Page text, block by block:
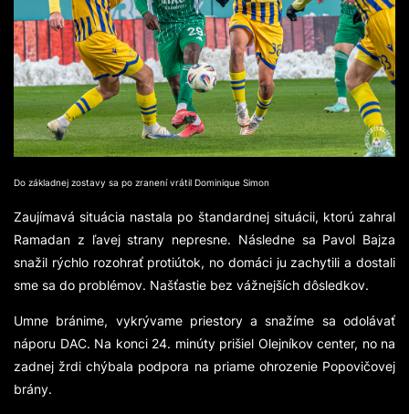
Do základnej zostavy sa po zranení vrátil Dominique Simon
Zaujímavá situácia nastala po štandardnej situácii, ktorú zahral
Ramadan z ľavej strany nepresne. Následne sa Pavol Bajza
snažil rýchlo rozohrať protiútok, no domáci ju zachytili a dostali
sme sa do problémov. Našťastie bez vážnejších dôsledkov.
Umne bránime, vykrývame priestory a snažíme sa odolávať
náporu DAC. Na konci 24. minúty prišiel Olejníkov center, no na
zadnej žrdi chýbala podpora na priame ohrozenie Popovičovej
brány.